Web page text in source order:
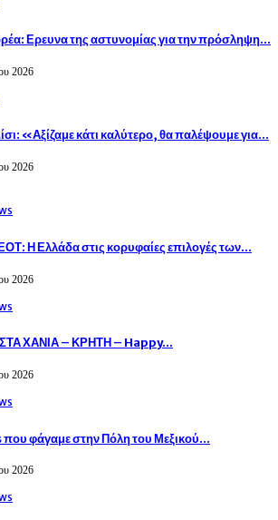
Ερευνα της αστυνομίας για την πρόσληψη…
2026
«Αξίζαμε κάτι καλύτερο, θα παλέψουμε για…
2026
Η Ελλάδα στις κορυφαίες επιλογές των…
2026
ΣΤΑ ΧΑΝΙΑ – ΚΡΗΤΗ – Happy…
2026
φάγαμε στην Πόλη του Μεξικού…
2026